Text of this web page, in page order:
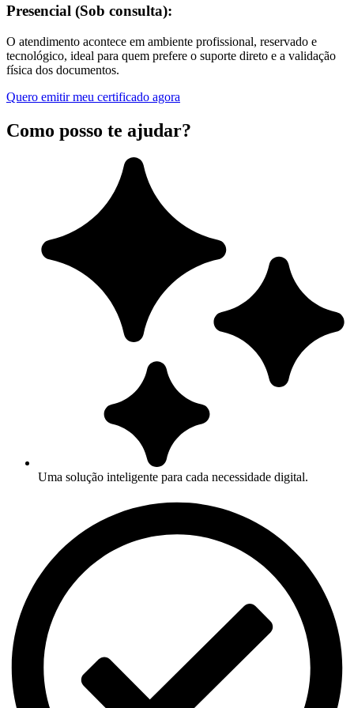
Presencial (Sob consulta):
O atendimento acontece em ambiente profissional, reservado e
tecnológico, ideal para quem prefere o suporte direto e a validação
física dos documentos.
Quero emitir meu certificado agora
Como posso te ajudar?
Uma solução inteligente para cada necessidade digital.